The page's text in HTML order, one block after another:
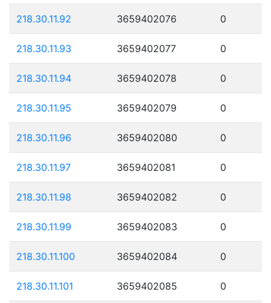
218.30.11.92 3659402076 0
218.30.11.93 3659402077 0
218.30.11.94 3659402078 0
218.30.11.95 3659402079 0
218.30.11.96 3659402080 0
218.30.11.97 3659402081 0
218.30.11.98 3659402082 0
218.30.11.99 3659402083 0
218.30.11.100 3659402084 0
218.30.11.101 3659402085 0